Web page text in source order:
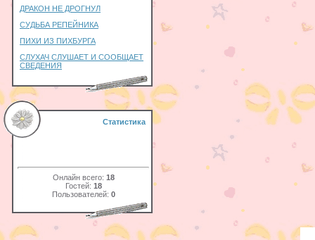
ДРАКОН НЕ ДРОГНУЛ
СУДЬБА РЕПЕЙНИКА
ПИХИ ИЗ ПИХБУРГА
СЛУХАЧ СЛУШАЕТ И СООБЩАЕТ
СВЕДЕНИЯ
Статистика
Онлайн всего: 18
Гостей: 18
Пользователей: 0